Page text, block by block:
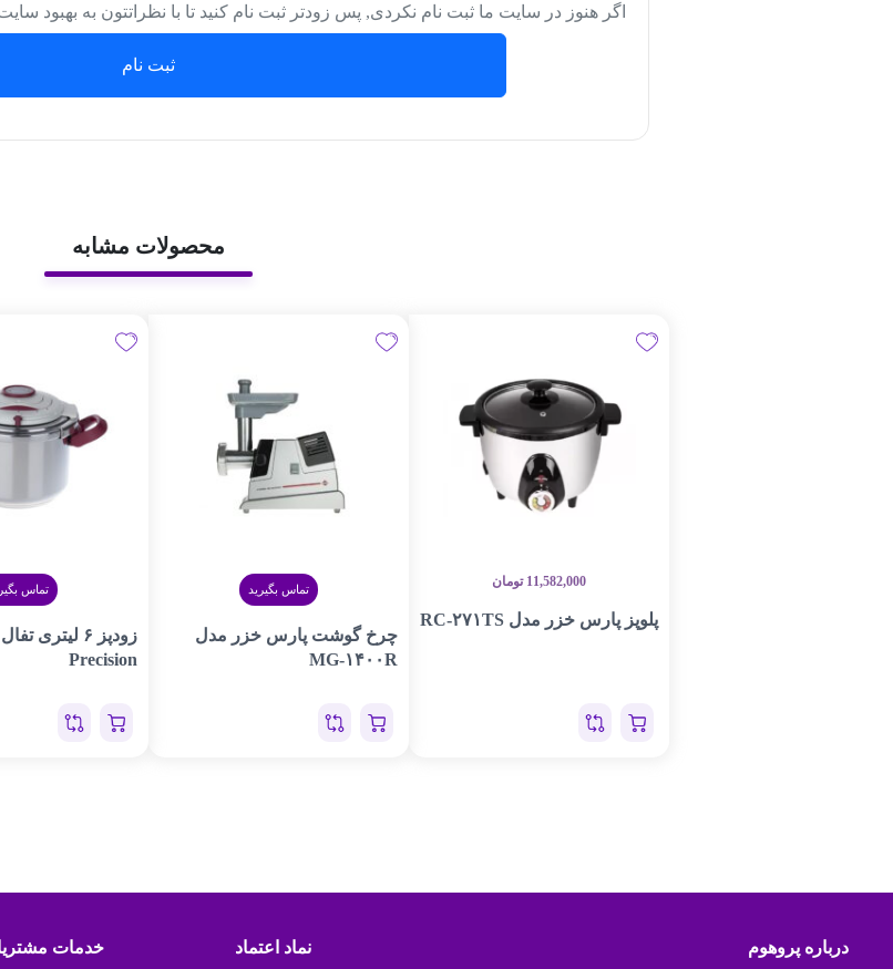
اگر هنوز در سایت ما ثبت نام نکردی, پس زودتر ثبت نام کنید تا با نظراتتون به بهبود
ثبت نام
محصولات مشابه
11,582,000 تومان
پلوپز پارس خزر مدل RC-۲۷۱TS
تماس بگیرید
چرخ گوشت پارس خزر مدل
MG-۱۴۰۰R
تماس
Precision
درباره پروهوم نماد اعتماد خدمات